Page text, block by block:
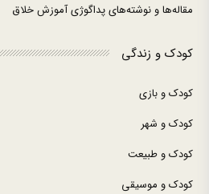
مقاله‌ها و نوشته‌های پداگوژی آموزش خلاق
کودک و زندگی
کودک و بازی
کودک و شهر
کودک و طبیعت
کودک و موسیقی